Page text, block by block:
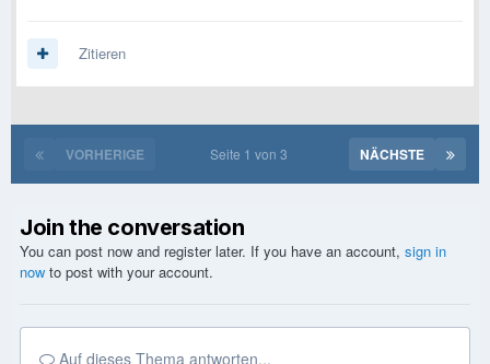
Zitieren
VORHERIGE NÄCHSTE
Seite 1 von 3
Join the conversation
You can post now and register later. If you have an account, sign in
now to post with your account.
Auf dieses Thema antworten...